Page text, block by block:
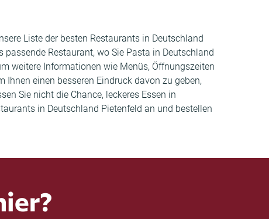
Liste der besten Restaurants in Deutschland
Restaurant, wo Sie Pasta in Deutschland
weitere Informationen wie Menüs, Öffnungszeiten
einen besseren Eindruck davon zu geben,
Sie nicht die Chance, leckeres Essen in
in Deutschland Pietenfeld an und bestellen